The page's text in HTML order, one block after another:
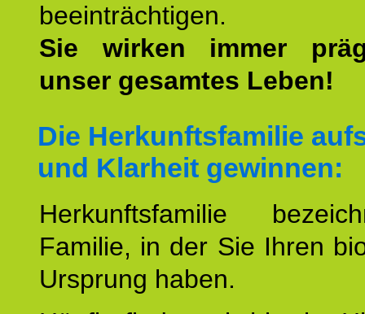
beeinträchtigen.
Sie wirken immer
unser gesamtes Leben!
Die Herkunftsfamilie
und Klarheit gewinnen:
Herkunftsfamilie
Familie, in der Sie Ihren
Ursprung haben.